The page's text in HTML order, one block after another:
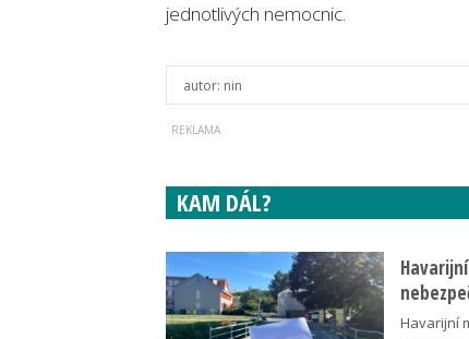
jednotlivých nemocnic.
autor: nin
KAM DÁL?
Havarijní